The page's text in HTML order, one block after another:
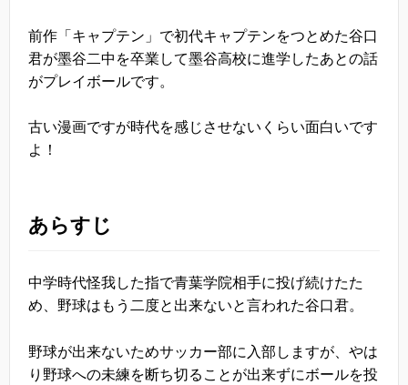
前作「キャプテン」で初代キャプテンをつとめた谷口
君が墨谷二中を卒業して墨谷高校に進学したあとの話
がプレイボールです。
古い漫画ですが時代を感じさせないくらい面白いです
よ！
あらすじ
中学時代怪我した指で青葉学院相手に投げ続けたた
め、野球はもう二度と出来ないと言われた谷口君。
野球が出来ないためサッカー部に入部しますが、やは
り野球への未練を断ち切ることが出来ずにボールを投